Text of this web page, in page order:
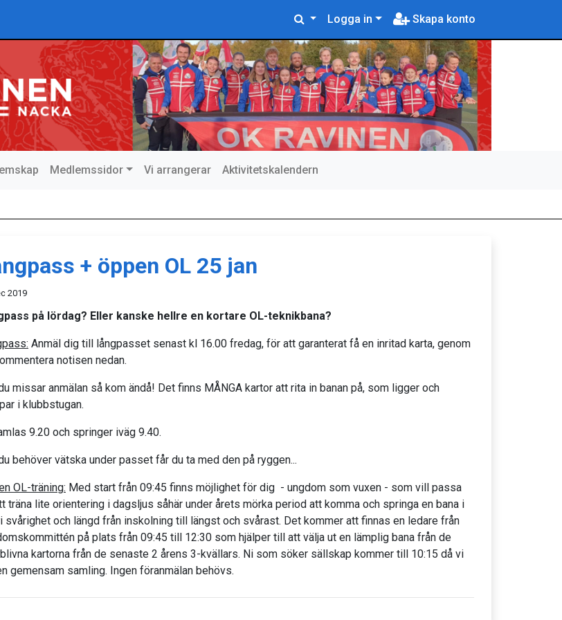
Logga in Skapa konto
Medlemssidor Vi arrangerar Aktivitetskalendern
+ öppen OL 25 jan
2019
på lördag? Eller kanske hellre en kortare OL-teknikbana?
Anmäl dig till långpasset senast kl 16.00 fredag, för att garanterat få en inritad karta, genom
notisen nedan.
missar anmälan så kom ändå! Det finns MÅNGA kartor att rita in banan på, som ligger och
i klubbstugan.
9.20 och springer iväg 9.40.
behöver vätska under passet får du ta med den på ryggen...
OL-träning: Med start från 09:45 finns möjlighet för dig - ungdom som vuxen - som vill passa
träna lite orientering i dagsljus såhär under årets mörka period att komma och springa en bana i
svårighet och längd från inskolning till längst och svårast. Det kommer att finnas en ledare från
på plats från 09:45 till 12:30 som hjälper till att välja ut en lämplig bana från de
kartorna från de senaste 2 årens 3-kvällars. Ni som söker sällskap kommer till 10:15 då vi
gemensam samling. Ingen föranmälan behövs.